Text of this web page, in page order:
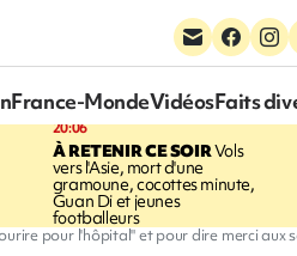
France-MondeVidéosFaits
20:06
À RETENIR CE SOIRVols
vers l'Asie, mort d'une
gramoune, cocottes minute,
Guan Di et jeunes
footballeurs
pour l'hôpital" et pour dire merci aux